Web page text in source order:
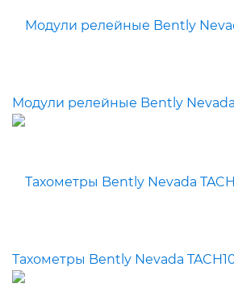
Модули релейные Bently
Тахометры Bently Nevada